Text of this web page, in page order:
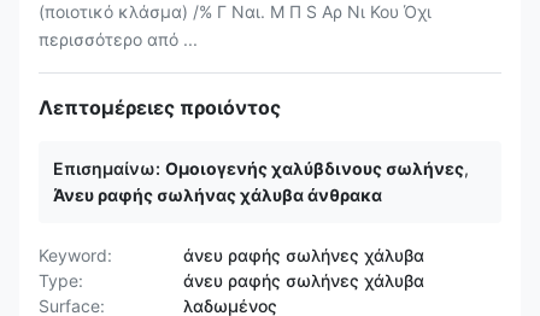
(ποιοτικό κλάσμα) /% Γ Ναι. Μ Π S Αρ Νι Κου Όχι
περισσότερο από ...
Λεπτομέρειες προιόντος
Επισημαίνω: Ομοιογενής χαλύβδινους σωλήνες,
Άνευ ραφής σωλήνας χάλυβα άνθρακα
Keyword:
άνευ ραφής σωλήνες χάλυβα
Type:
άνευ ραφής σωλήνες χάλυβα
Surface:
λαδωμένος